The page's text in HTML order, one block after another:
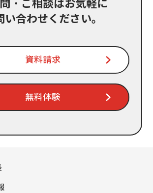
・ご相談はお気軽に
い合わせください。
資料請求
無料体験